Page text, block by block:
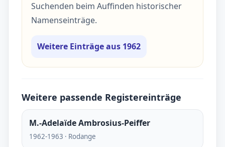
Suchenden beim Auffinden historischer
Namenseinträge.
Weitere Einträge aus 1962
Weitere passende Registereinträge
M.-Adelaïde Ambrosius-Peiffer
1962-1963 · Rodange